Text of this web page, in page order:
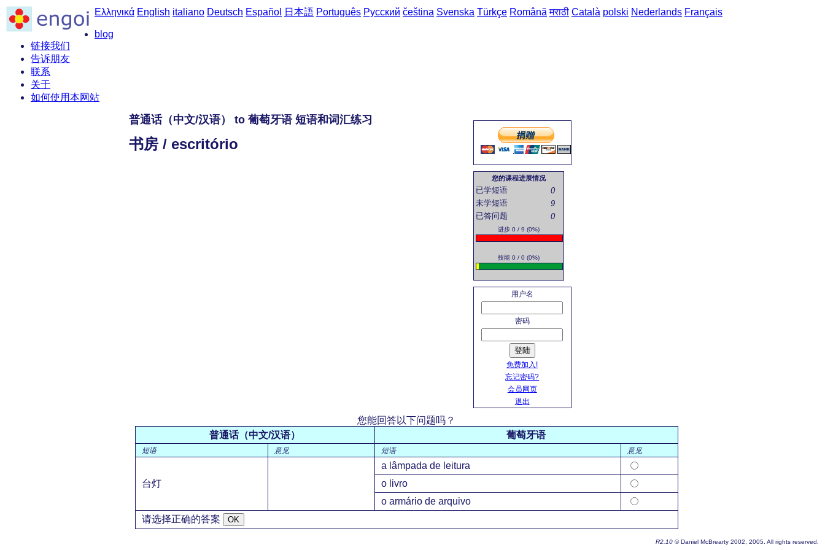
Ελληνικά English italiano Deutsch Español 日本語 Português Русский čeština Svenska Türkçe Română मराठी Català polski Nederlands Français
blog
链接我们
告诉朋友
联系
关于
如何使用本网站
您的课程进展情况
已学短语
0
未学短语
9
已答问题
0
进步 0 / 9 (0%)
技能 0 / 0 (0%)
用户名
密码
登陆
免费加入!
忘记密码?
会员网页
退出
普通话（中文/汉语） to 葡萄牙语 短语和词汇练习
书房 / escritório
您能回答以下问题吗？
普通话（中文/汉语）
葡萄牙语
短语 意见 短语 意见
台灯
a lâmpada de leitura
o livro
o armário de arquivo
请选择正确的答案
R2.10 © Daniel McBrearty 2002, 2005. All rights reserved.